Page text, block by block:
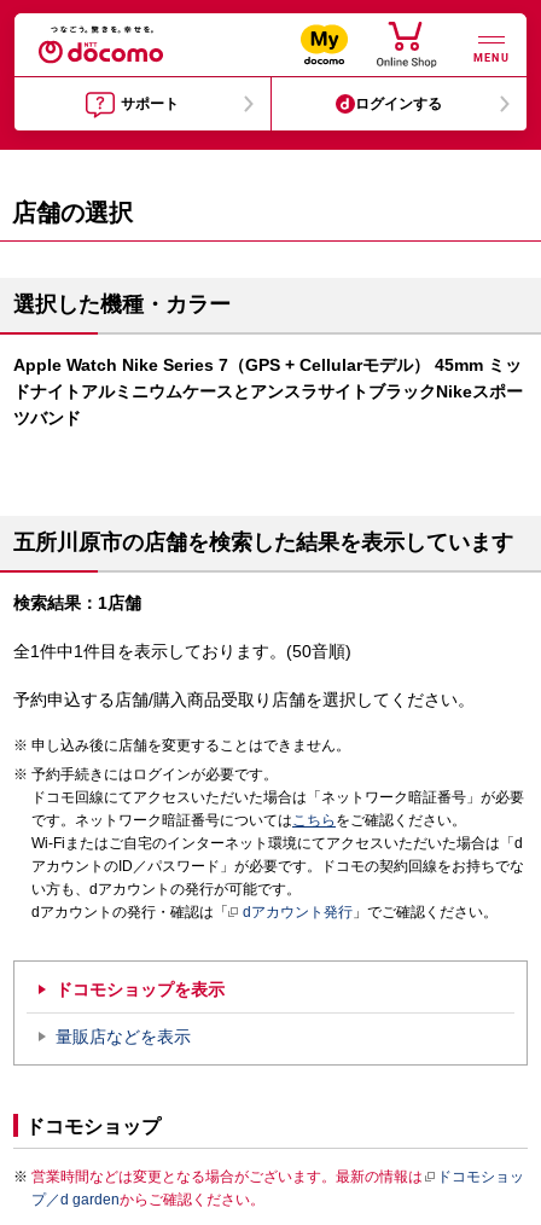
MENU
サポート ログインする
店舗の選択
選択した機種・カラー
Apple Watch Nike Series 7（GPS + Cellularモデル） 45mm ミッ
ドナイトアルミニウムケースとアンスラサイトブラックNikeスポー
ツバンド
五所川原市の店舗を検索した結果を表示しています
検索結果：1店舗
全1件中1件目を表示しております。(50音順)
予約申込する店舗/購入商品受取り店舗を選択してください。
申し込み後に店舗を変更することはできません。
予約手続きにはログインが必要です。
ドコモ回線にてアクセスいただいた場合は「ネットワーク暗証番号」が必要
です。ネットワーク暗証番号についてはこちら をご確認ください。
Wi-Fiまたはご自宅のインターネット環境にてアクセスいただいた場合は「d
アカウントのID／パスワード」が必要です。ドコモの契約回線をお持ちでな
い方も、dアカウントの発行が可能です。
dアカウントの発行・確認は「
dアカウント発行 」でご確認ください。
ドコモショップを表示
量販店などを表示
ドコモショップ
営業時間などは変更となる場合がございます。最新の情報は
ドコモショッ
プ／d gardenからご確認ください。